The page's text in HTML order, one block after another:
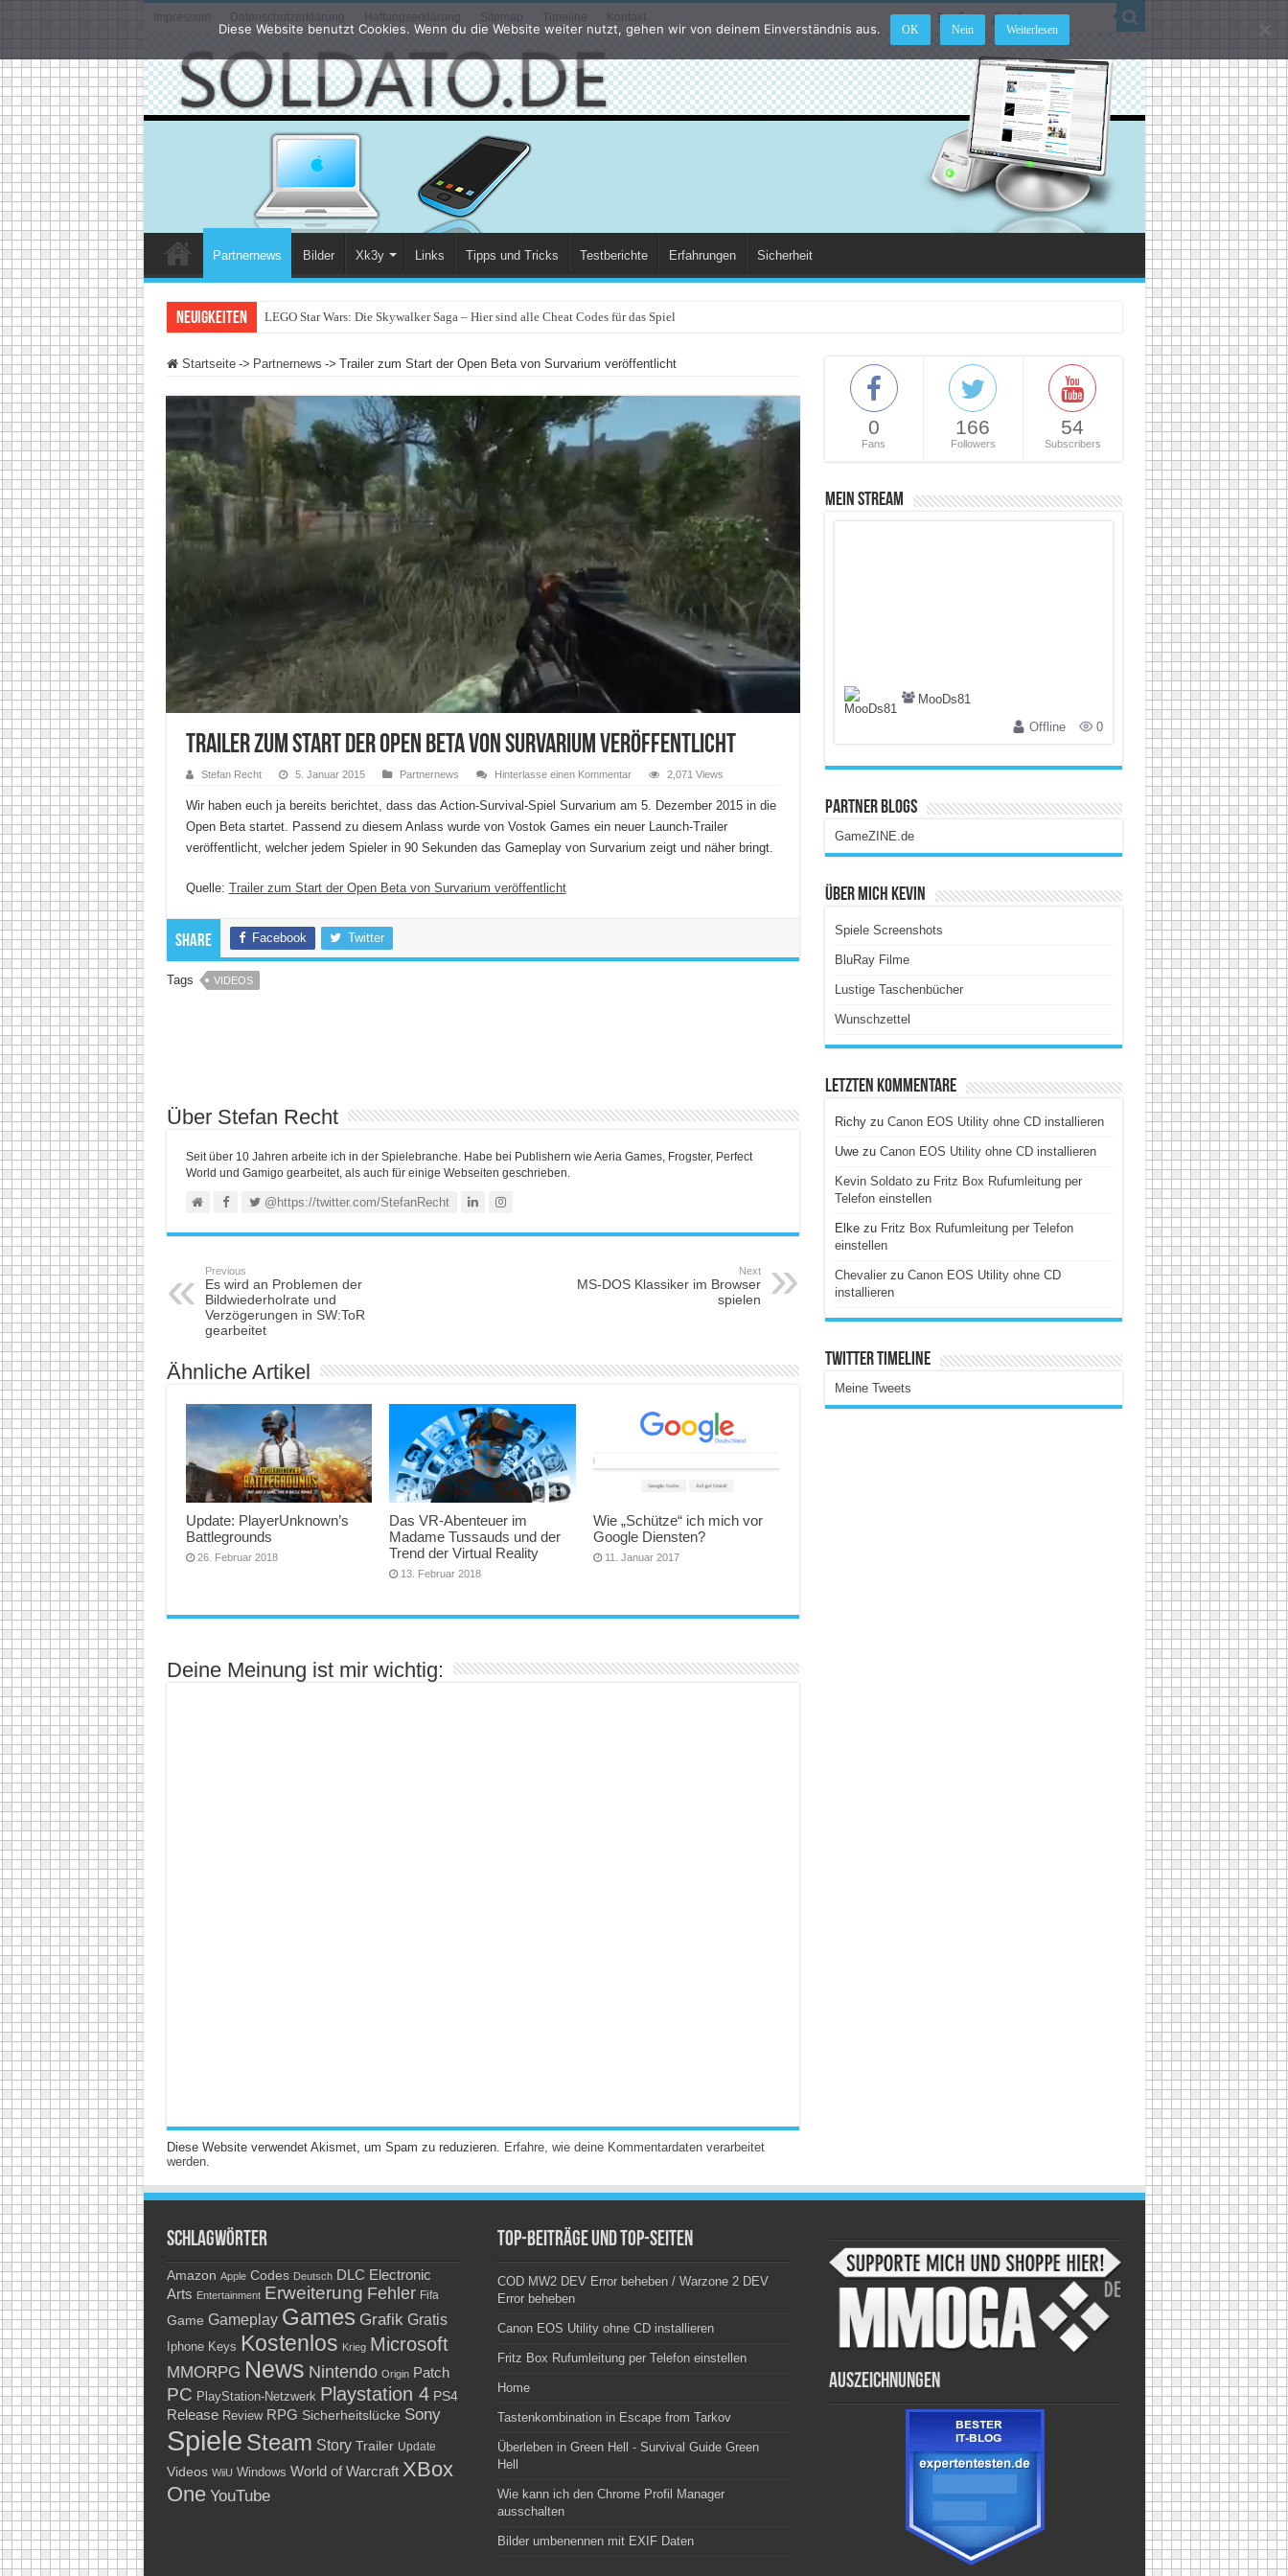
Impressum Datenschutzerklärung Haftungserklärung Sitemap Timeline Kontakt
Partnernews Bilder Xk3y Links Tipps und Tricks Testberichte Erfahrungen Sicherheit
Neuigkeiten LEGO Star Wars: Die Skywalker Saga – Hier sind alle Cheat Codes für das Spiel
Startseite -> Partnernews -> Trailer zum Start der Open Beta von Survarium veröffentlicht
Trailer zum Start der Open Beta von Survarium veröffentlicht
Stefan Recht 5. Januar 2015 Partnernews Hinterlasse einen Kommentar 2,071 Views
Wir haben euch ja bereits berichtet, dass das Action-Survival-Spiel Survarium am 5. Dezember 2015 in die
Open Beta startet. Passend zu diesem Anlass wurde von Vostok Games ein neuer Launch-Trailer
veröffentlicht, welcher jedem Spieler in 90 Sekunden das Gameplay von Survarium zeigt und näher bringt.
Quelle: Trailer zum Start der Open Beta von Survarium veröffentlicht
Share Facebook Twitter
Tags VIDEOS
Über Stefan Recht
Seit über 10 Jahren arbeite ich in der Spielebranche. Habe bei Publishern wie Aeria Games, Frogster, Perfect
World und Gamigo gearbeitet, als auch für einige Webseiten geschrieben.
@https://twitter.com/StefanRecht
Previous
Es wird an Problemen der
Bildwiederholrate und
Verzögerungen in SW:ToR
gearbeitet
Next
MS-DOS Klassiker im Browser
spielen
Ähnliche Artikel
Update: PlayerUnknown’s
Battlegrounds
26. Februar 2018
Das VR-Abenteuer im
Madame Tussauds und der
Trend der Virtual Reality
13. Februar 2018
Wie „Schütze“ ich mich vor
Google Diensten?
11. Januar 2017
Deine Meinung ist mir wichtig:
Diese Website verwendet Akismet, um Spam zu reduzieren. Erfahre, wie deine Kommentardaten verarbeitet
werden.
0
Fans
166
Followers
54
Subscribers
Mein Stream
MooDs81
Offline
0
Partner Blogs
GameZINE.de
Über Mich Kevin
Spiele Screenshots
BluRay Filme
Lustige Taschenbücher
Wunschzettel
Letzten Kommentare
Richyzu Canon EOS Utility ohne CD installieren
Uwezu Canon EOS Utility ohne CD installieren
Kevin Soldatozu Fritz Box Rufumleitung per
Telefon einstellen
Elkezu Fritz Box Rufumleitung per Telefon
einstellen
Chevalierzu Canon EOS Utility ohne CD
installieren
Twitter Timeline
Meine Tweets
Schlagwörter
Amazon Apple Codes Deutsch DLC Electronic
Arts Entertainment Erweiterung Fehler Fifa
Game Gameplay Games Grafik Gratis
Iphone Keys Kostenlos Krieg Microsoft
MMORPG News Nintendo Origin Patch
PC PlayStation-Netzwerk Playstation 4 PS4
Release Review RPG Sicherheitslücke Sony
Spiele Steam Story Trailer Update
Videos WiiU Windows World of Warcraft XBox
One YouTube
Top-Beiträge und Top-Seiten
COD MW2 DEV Error beheben / Warzone 2 DEV
Error beheben
Canon EOS Utility ohne CD installieren
Fritz Box Rufumleitung per Telefon einstellen
Home
Tastenkombination in Escape from Tarkov
Überleben in Green Hell - Survival Guide Green
Hell
Wie kann ich den Chrome Profil Manager
ausschalten
Bilder umbenennen mit EXIF Daten
Auszeichnungen
Diese Website benutzt Cookies. Wenn du die Website weiter nutzt, gehen wir von deinem Einverständnis aus. OK Nein Weiterlesen